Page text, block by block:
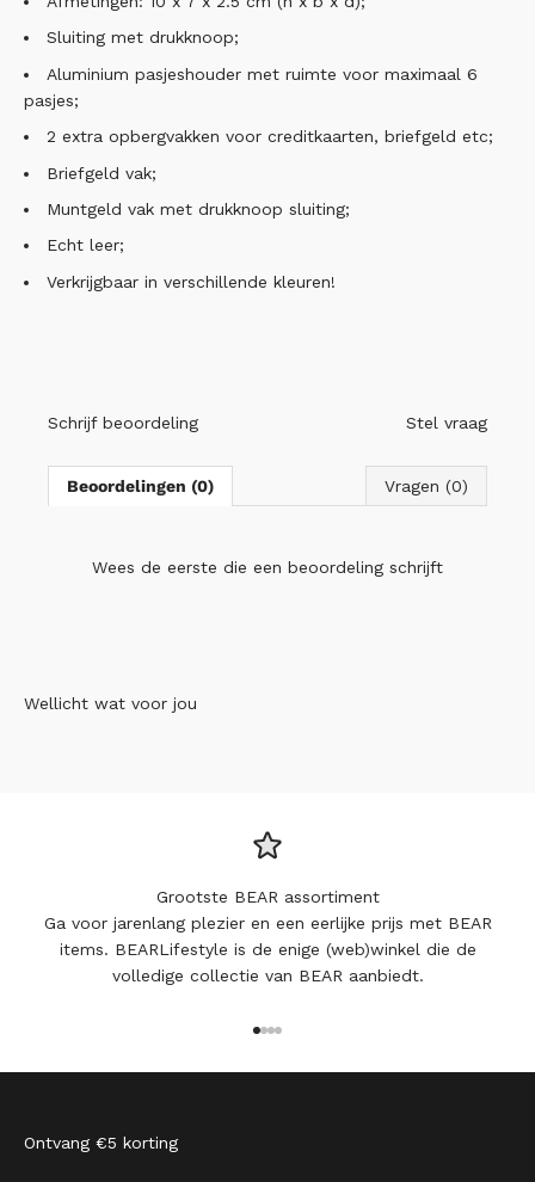
Sluiting met drukknoop;
Aluminium pasjeshouder met ruimte voor maximaal 6
pasjes;
2 extra opbergvakken voor creditkaarten, briefgeld etc;
Briefgeld vak;
Muntgeld vak met drukknoop sluiting;
Echt leer;
Verkrijgbaar in verschillende kleuren!
Schrijf beoordeling Stel vraag
Beoordelingen (0) Vragen (0)
Wees de eerste die een beoordeling schrijft
Wellicht wat voor jou
Grootste BEAR assortiment
Ga voor jarenlang plezier en een eerlijke prijs met BEAR
items. BEARLifestyle is de enige (web)winkel die de
volledige collectie van BEAR aanbiedt.
Ontvang €5 korting